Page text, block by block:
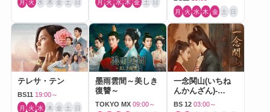
月 火 水 木 金 土 日 月 火 水 木 金 土 日
月 火 水 木 金 土 日
テレサ・テン
BS11 19:00～
月 火 水 木 金 土 日
墨雨雲間～美しき
復讐～
TOKYO MX 09:00～
一念関山(いちね
んかんざん)-
Journey to Love-
BS 12 03:00～